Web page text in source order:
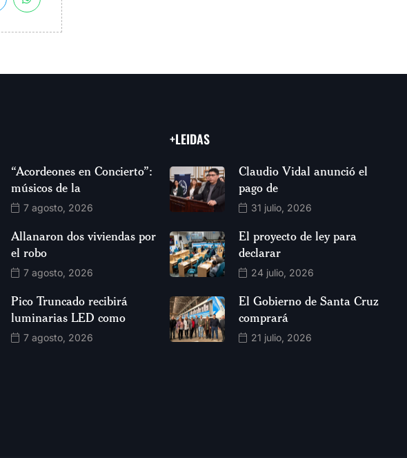
“Acordeones en Concierto”:
músicos de la
7 agosto, 2026
Allanaron dos viviendas por
el robo
7 agosto, 2026
Pico Truncado recibirá
luminarias LED como
7 agosto, 2026
+LEIDAS
Claudio Vidal anunció el
pago de
31 julio, 2026
El proyecto de ley para
declarar
24 julio, 2026
El Gobierno de Santa Cruz
comprará
21 julio, 2026